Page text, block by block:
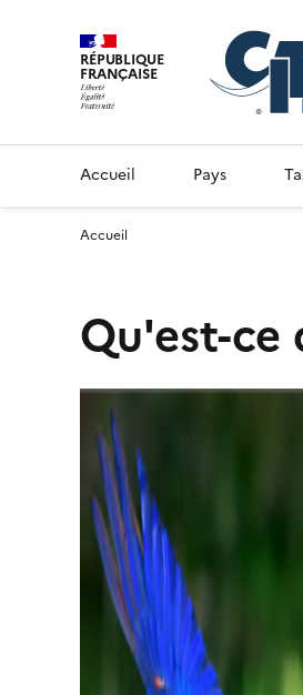
RÉPUBLIQUE
FRANÇAISE
Accueil Pays
Accueil
Qu'est-ce